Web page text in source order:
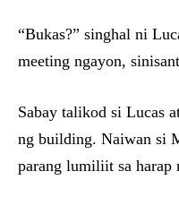
“Bukas?” singhal ni
meeting ngayon,
Sabay talikod si Lucas
ng building. Naiwan si
parang lumiliit sa harap